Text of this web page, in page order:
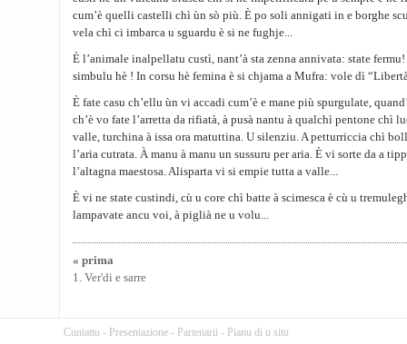
cum’è quelli castelli chì ùn sò più. È po soli annigati in e borghe
vela chì ci imbarca u sguardu è si ne fughje...
È l’animale inalpellatu custì, nant’à sta zenna annivata: state
simbulu hè ! In corsu hè femina è si chjama a Mufra: vole dì
È fate casu ch’ellu ùn vi accadi cum’è e mane più spurgulate,
ch’è vo fate l’arretta da rifiatà, à pusà nantu à qualchì pentone chì
valle, turchina à issa ora matuttina. U silenziu. A petturriccia chì
l’aria cutrata. À manu à manu un sussuru per aria. È vi sorte da a
l’altagna maestosa. Alisparta vi si empie tutta a valle...
È vi ne state custindi, cù u core chì batte à scimesca è cù u
lampavate ancu voi, à piglià ne u volu...
« prima
1. Ver'di e sarre
Cuntattu - Presentazione - Partenarii - Pianu di u situ